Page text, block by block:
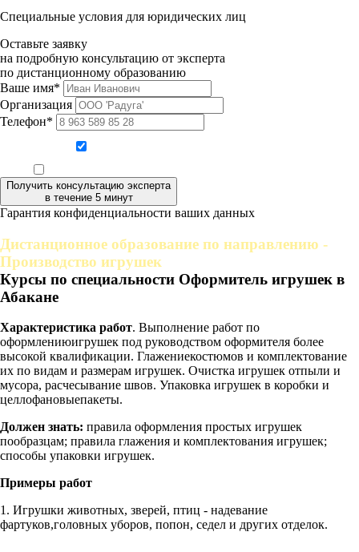
Специальные условия для юридических лиц
Оставьте заявку
на подробную консультацию от эксперта
по дистанционному образованию
Ваше имя*
Организация
Телефон*
Получить консультацию эксперта
в течение 5 минут
Гарантия конфиденциальности ваших данных
Дистанционное образование по направлению -
Производство игрушек
Курсы по специальности Оформитель игрушек в
Абакане
Характеристика работ. Выполнение работ по
оформлениюигрушек под руководством оформителя более
высокой квалификации. Глажениекостюмов и комплектование
их по видам и размерам игрушек. Очистка игрушек отпыли и
мусора, расчесывание швов. Упаковка игрушек в коробки и
целлофановыепакеты.
Должен знать: правила оформления простых игрушек
пообразцам; правила глажения и комплектования игрушек;
способы упаковки игрушек.
Примеры работ
1. Игрушки животных, зверей, птиц - надевание
фартуков,головных уборов, попон, седел и других отделок.